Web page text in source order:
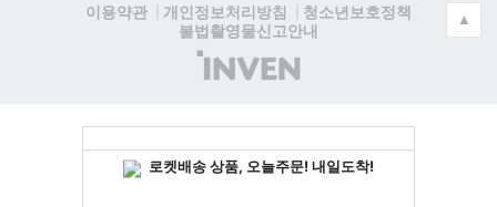
이용약관
개인정보처리방침
청소년보호정책
불법촬영물신고안내
(주)
인
▲